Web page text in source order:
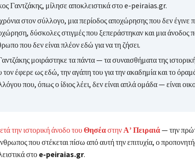
Γαντζάκης, μίλησε αποκλειστικά στο e-peiraias.gr.
στον σύλλογο, μια περίοδος αποχώρησης που δεν έγινε
δύσκολες στιγμές που ξεπεράστηκαν και μια άνοδος
που δεν είναι πλέον εδώ για να τη ζήσει.
μοιράστηκε τα πάντα — τα συναισθήματα της
τον έφερε ως εδώ, την αγάπη του για την ακαδημία και το
που, όπως ο ίδιος λέει, δεν είναι απλά ομάδα — είναι
την ιστορική άνοδο τουΘησέαστηνΑ’ Πειραιά— την
που στέκεται πίσω από αυτή την επιτυχία, ο
στο e-peiraias.gr.